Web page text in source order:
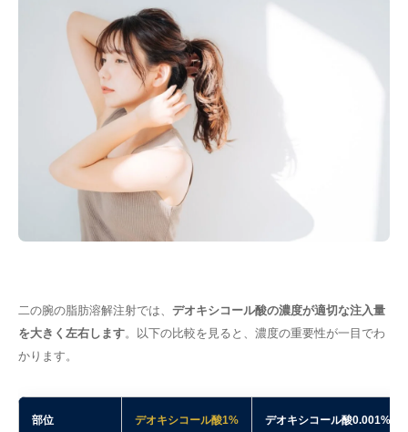
二の腕の脂肪溶解注射では、 デオキシコール酸の濃度が適切な注入量
を大きく左右します。以下の比較を見ると、濃度の重要性が一目でわ
かります。
部位
デオキシコール酸1%
デオキシコール酸0.001%